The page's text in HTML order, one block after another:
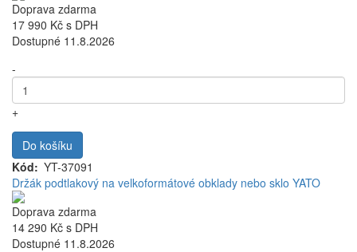
Doprava zdarma
17 990 Kč s DPH
Dostupné 11.8.2026
-
+
Do košíku
Kód
YT-37091
Držák podtlakový na velkoformátové obklady nebo sklo YATO
Doprava zdarma
14 290 Kč s DPH
Dostupné 11.8.2026